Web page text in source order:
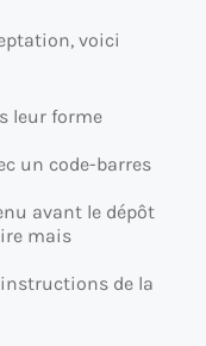
voici
leur forme
un code-barres
avant le dépôt
mais
de la